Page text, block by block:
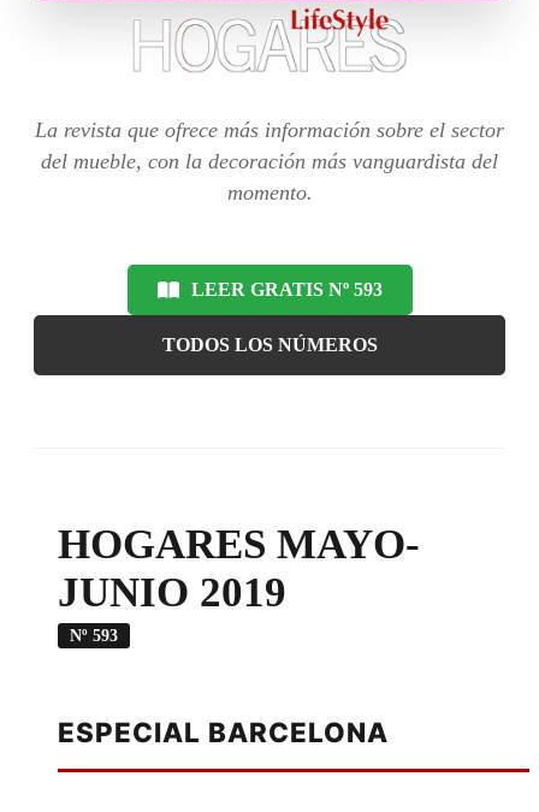
La revista que ofrece más información sobre el sector
del mueble, con la decoración más vanguardista del
momento.
LEER GRATIS Nº 593
TODOS LOS NÚMEROS
HOGARES MAYO-
JUNIO 2019
Nº 593
ESPECIAL BARCELONA